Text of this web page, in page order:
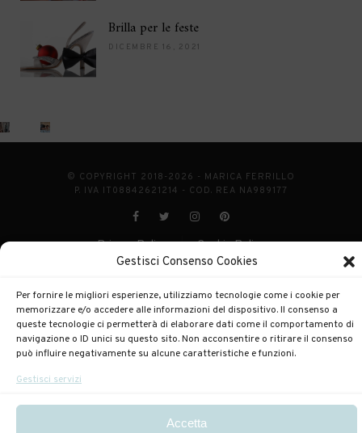
Gestisci Consenso Cookies
Per fornire le migliori esperienze, utilizziamo tecnologie come i cookie per
memorizzare e/o accedere alle informazioni del dispositivo. Il consenso a
queste tecnologie ci permetterà di elaborare dati come il comportamento di
navigazione o ID unici su questo sito. Non acconsentire o ritirare il consenso
può influire negativamente su alcune caratteristiche e funzioni.
Gestisci servizi
Accetta
Brilla per le feste
DICEMBRE 16, 2021
© COPYRIGHT 2018-2026 - MARICA FERRILLO
P. IVA IT08842621214 - COD. REA NA989177
Privacy Policy | Cookie Policy